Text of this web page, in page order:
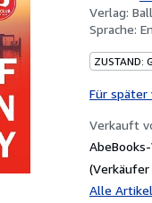
Verlag:
Sprache:
ZUSTAND:
Für später
Verkauft
Alle